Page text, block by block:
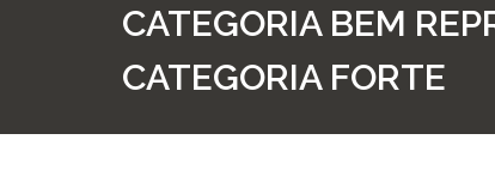
CATEGORIA BEM
CATEGORIA FORTE